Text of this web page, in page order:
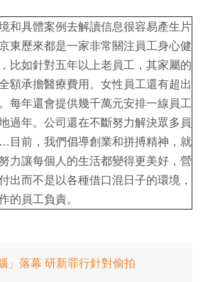
和具體案例去解讀信息很容易產生片
東歷來都是一家非常關注員工身心健
比如針對五年以上老員工，其家屬的
額承擔醫療費用。女性員工還有超出
每年還會提供幾千萬元安排一線員工
過年。公司還在不斷努力解決眾多員
前，我們倡導創業和拼搏精神，就
力讓每個人的生活都變得更美好，營
出而不是以各種借口混日子的環境，
的員工負責。
」落幕 研新罪行針對偷拍